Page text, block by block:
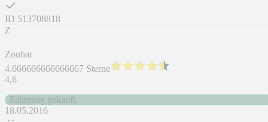
ID 513708818
Z
Zouhar
4.666666666666667 Sterne
4,6
Fahrzeug gekauft
18.05.2016